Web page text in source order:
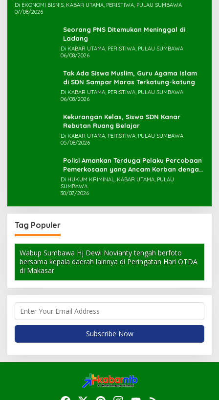
Di EKONOMI BISNIS, KABAR UTAMA, PERISTIWA, PULAU SUMBAWA
07/08/2026
Seorang PNS Ditemukan Meninggal di
Ladang
Di KABAR UTAMA, PERISTIWA, PULAU SUMBAWA
06/08/2026
Tak Ada Siswa Muslim, Guru Agama Islam
di SDN Sampar Maras Terkatung-katung ‎
Di KABAR UTAMA, PERISTIWA, PULAU SUMBAWA
06/08/2026
Kekurangan Kelas, Siswa SDN Kanar
Rebutan Ruang Belajar
Di KABAR UTAMA, PERISTIWA, PULAU SUMBAWA
05/08/2026
Polisi Amankan Terduga Pelaku Percobaan
Pemerkosaan yang Ancam Korban dengan
Parang
Di HUKUM KRIMINAL, KABAR UTAMA, PULAU
SUMBAWA
30/07/2026
Tag Populer
Wabup Sumbawa Hj Dewi Novianty tengah berfoto
bersama kepala daerah lainnya di Peringatan Hari OTDA
di Makasar